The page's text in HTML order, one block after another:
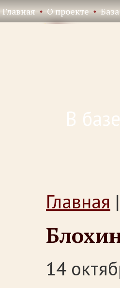
Главная О проекте
В
Главная |
14